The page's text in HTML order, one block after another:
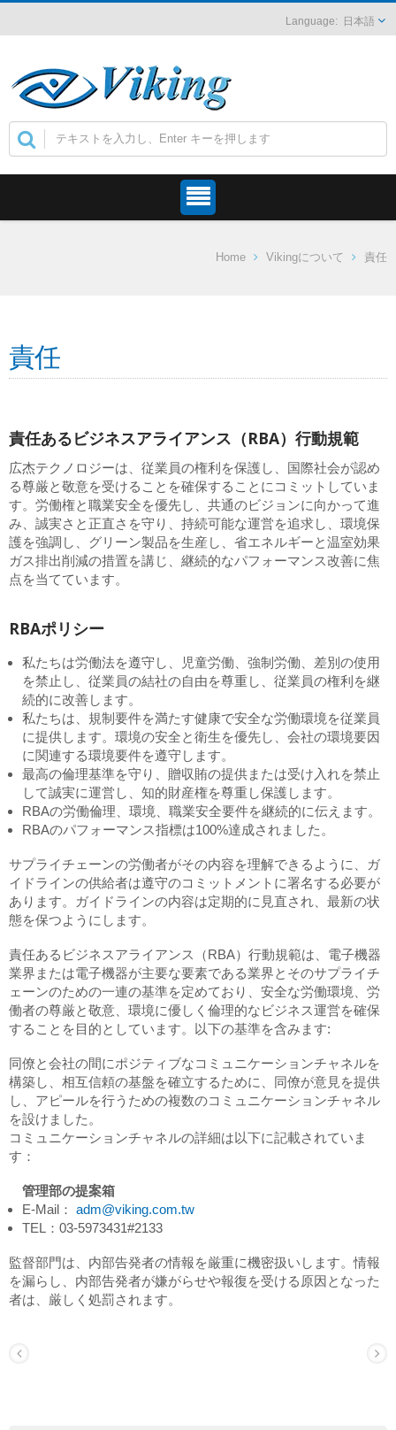
日本語
Home Vikingについて 責任
責任
責任あるビジネスアライアンス（RBA）行動規範
広杰テクノロジーは、従業員の権利を保護し、国際社会が認め
る尊厳と敬意を受けることを確保することにコミットしていま
す。労働権と職業安全を優先し、共通のビジョンに向かって進
み、誠実さと正直さを守り、持続可能な運営を追求し、環境保
護を強調し、グリーン製品を生産し、省エネルギーと温室効果
ガス排出削減の措置を講じ、継続的なパフォーマンス改善に焦
点を当てています。
RBAポリシー
私たちは労働法を遵守し、児童労働、強制労働、差別の使用
を禁止し、従業員の結社の自由を尊重し、従業員の権利を継
続的に改善します。
私たちは、規制要件を満たす健康で安全な労働環境を従業員
に提供します。環境の安全と衛生を優先し、会社の環境要因
に関連する環境要件を遵守します。
最高の倫理基準を守り、贈収賄の提供または受け入れを禁止
して誠実に運営し、知的財産権を尊重し保護します。
RBAの労働倫理、環境、職業安全要件を継続的に伝えます。
RBAのパフォーマンス指標は100%達成されました。
サプライチェーンの労働者がその内容を理解できるように、ガ
イドラインの供給者は遵守のコミットメントに署名する必要が
あります。ガイドラインの内容は定期的に見直され、最新の状
態を保つようにします。
責任あるビジネスアライアンス（RBA）行動規範は、電子機器
業界または電子機器が主要な要素である業界とそのサプライチ
ェーンのための一連の基準を定めており、安全な労働環境、労
働者の尊厳と敬意、環境に優しく倫理的なビジネス運営を確保
することを目的としています。以下の基準を含みます:
同僚と会社の間にポジティブなコミュニケーションチャネルを
構築し、相互信頼の基盤を確立するために、同僚が意見を提供
し、アピールを行うための複数のコミュニケーションチャネル
を設けました。
コミュニケーションチャネルの詳細は以下に記載されていま
す：
管理部の提案箱
E-Mail： adm@viking.com.tw
TEL：03-5973431#2133
監督部門は、内部告発者の情報を厳重に機密扱いします。情報
を漏らし、内部告発者が嫌がらせや報復を受ける原因となった
者は、厳しく処罰されます。